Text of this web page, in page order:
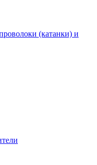
(катанки) и